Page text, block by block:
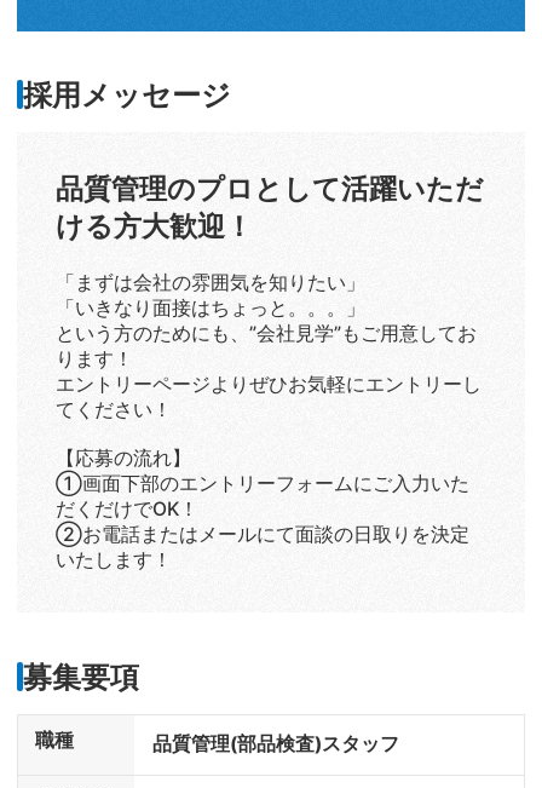
採用メッセージ
品質管理のプロとして活躍いただ
ける方大歓迎！
「まずは会社の雰囲気を知りたい」
「いきなり面接はちょっと。。。」
という方のためにも、”会社見学”もご用意してお
ります！
エントリーページよりぜひお気軽にエントリーし
てください！
【応募の流れ】
①画面下部のエントリーフォームにご入力いた
だくだけでOK！
②お電話またはメールにて面談の日取りを決定
いたします！
募集要項
職種 品質管理(部品検査)スタッフ